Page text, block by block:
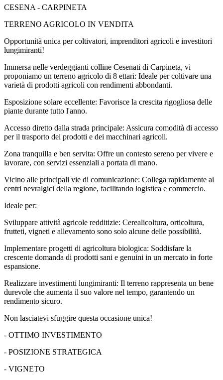
CESENA - CARPINETA
TERRENO AGRICOLO IN VENDITA
Opportunità unica per coltivatori, imprenditori agricoli e investitori
lungimiranti!
Immersa nelle verdeggianti colline Cesenati di Carpineta, vi
proponiamo un terreno agricolo di 8 ettari: Ideale per coltivare una
varietà di prodotti agricoli con rendimenti abbondanti.
Esposizione solare eccellente: Favorisce la crescita rigogliosa delle
piante durante tutto l'anno.
Accesso diretto dalla strada principale: Assicura comodità di accesso
per il trasporto dei prodotti e dei macchinari agricoli.
Zona tranquilla e ben servita: Offre un contesto sereno per vivere e
lavorare, con servizi essenziali a portata di mano.
Vicino alle principali vie di comunicazione: Collega rapidamente ai
centri nevralgici della regione, facilitando logistica e commercio.
Ideale per:
Sviluppare attività agricole redditizie: Cerealicoltura, orticoltura,
frutteti, vigneti e allevamento sono solo alcune delle possibilità.
Implementare progetti di agricoltura biologica: Soddisfare la
crescente domanda di prodotti sani e genuini in un mercato in forte
espansione.
Realizzare investimenti lungimiranti: Il terreno rappresenta un bene
durevole che aumenta il suo valore nel tempo, garantendo un
rendimento sicuro.
Non lasciatevi sfuggire questa occasione unica!
- OTTIMO INVESTIMENTO
- POSIZIONE STRATEGICA
- VIGNETO